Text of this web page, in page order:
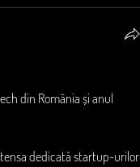
din România și anul
dedicată startup-urilor